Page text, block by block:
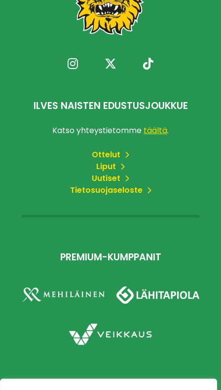
ILVES NAISTEN EDUSTUSJOUKKUE
Katso yhteystietomme täältä.
Ottelut
Liput
Uutiset
Tietosuojaseloste
PREMIUM-KUMPPANIT